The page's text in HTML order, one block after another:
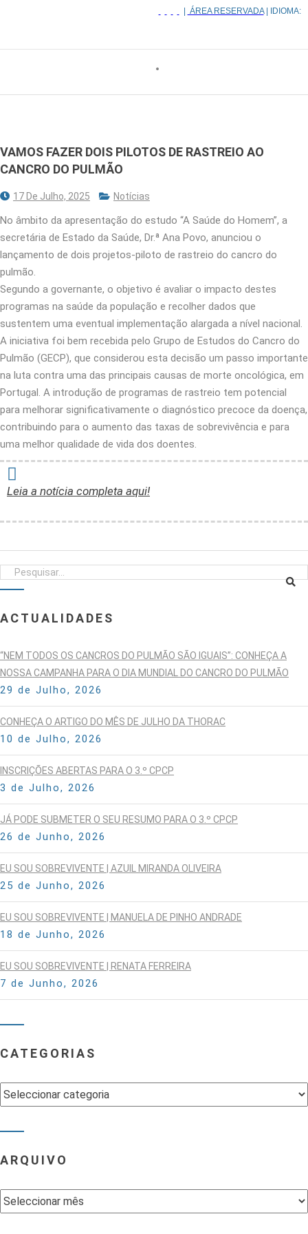
ÁREA RESERVADA| IDIOMA:
VAMOS FAZER DOIS PILOTOS DE RASTREIO AO
CANCRO DO PULMÃO
17 De Julho, 2025 Notícias
No âmbito da apresentação do estudo “A Saúde do Homem”, a
secretária de Estado da Saúde, Dr.ª Ana Povo, anunciou o
lançamento de dois projetos-piloto de rastreio do cancro do
pulmão.
Segundo a governante, o objetivo é avaliar o impacto destes
programas na saúde da população e recolher dados que
sustentem uma eventual implementação alargada a nível nacional.
A iniciativa foi bem recebida pelo Grupo de Estudos do Cancro do
Pulmão (GECP), que considerou esta decisão um passo importante
na luta contra uma das principais causas de morte oncológica, em
Portugal. A introdução de programas de rastreio tem potencial
para melhorar significativamente o diagnóstico precoce da doença,
contribuindo para o aumento das taxas de sobrevivência e para
uma melhor qualidade de vida dos doentes.
Leia a notícia completa aqui!
ACTUALIDADES
“NEM TODOS OS CANCROS DO PULMÃO SÃO IGUAIS”: CONHEÇA A
NOSSA CAMPANHA PARA O DIA MUNDIAL DO CANCRO DO PULMÃO
29 de Julho, 2026
CONHEÇA O ARTIGO DO MÊS DE JULHO DA THORAC
10 de Julho, 2026
INSCRIÇÕES ABERTAS PARA O 3.º CPCP
3 de Julho, 2026
JÁ PODE SUBMETER O SEU RESUMO PARA O 3.º CPCP
26 de Junho, 2026
EU SOU SOBREVIVENTE | AZUIL MIRANDA OLIVEIRA
25 de Junho, 2026
EU SOU SOBREVIVENTE | MANUELA DE PINHO ANDRADE
18 de Junho, 2026
EU SOU SOBREVIVENTE | RENATA FERREIRA
7 de Junho, 2026
CATEGORIAS
Categorias
ARQUIVO
Arquivo